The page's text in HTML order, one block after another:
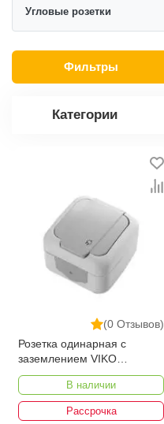
Угловые розетки
Фильтры
Категории
(0 Отзывов)
Розетка одинарная с
заземлением VIKO
PALMIYE
В наличии
Рассрочка